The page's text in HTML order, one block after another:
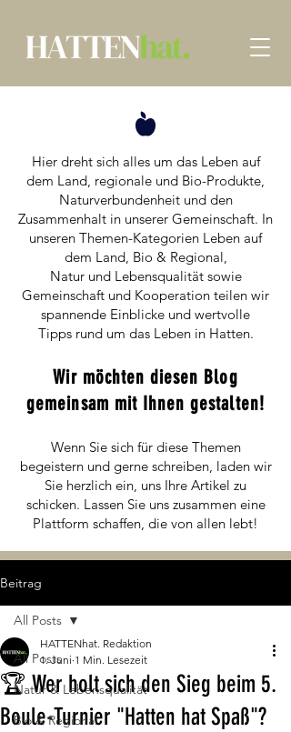
Hier dreht sich alles um das Leben auf
dem Land, regionale und Bio-Produkte,
Naturverbundenheit und den
Zusammenhalt in unserer Gemeinschaft. In
unseren Themen-Kategorien Leben auf
dem Land, Bio & Regional,
Natur und Lebensqualität sowie
Gemeinschaft und Kooperation teilen wir
spannende Einblicke und wertvolle
Tipps rund um das Leben in Hatten.​
Wir möchten diesen Blog
gemeinsam mit Ihnen gestalten!
Wenn Sie sich für diese Themen
begeistern und gerne schreiben, laden wir
Sie herzlich ein, uns Ihre Artikel zu
schicken. Lassen Sie uns zusammen eine
Plattform schaffen, die von allen lebt!
Beitrag
All Posts
Natur & Lebensqualität
Bio & Regional
All Posts
🏆 Wer holt sich den Sieg beim 5.
Boule-Turnier "Hatten hat Spaß"?
HATTENhat. Redaktion
1. Juni 1 Min. Lesezeit